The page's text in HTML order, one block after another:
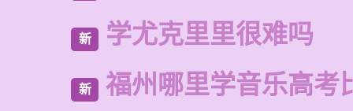
新 学尤克里里很难吗
新 福州哪里学音乐高考